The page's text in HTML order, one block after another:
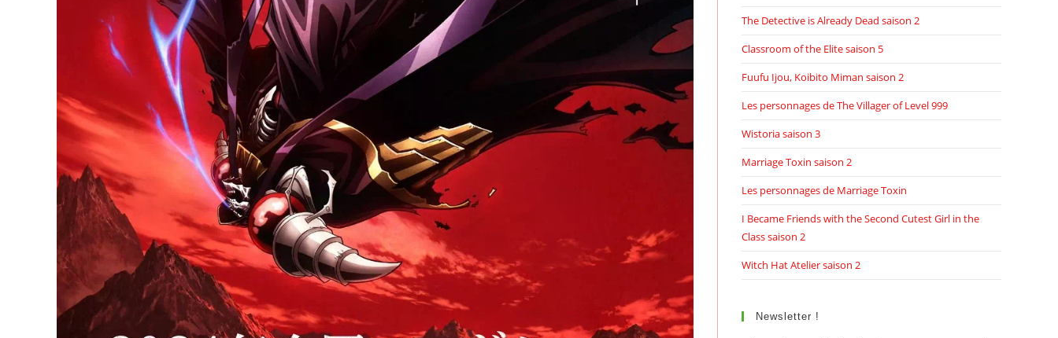
The Detective is Already Dead saison 2
Classroom of the Elite saison 5
Fuufu Ijou, Koibito Miman saison 2
Les personnages de The Villager of Level 999
Wistoria saison 3
Marriage Toxin saison 2
Les personnages de Marriage Toxin
I Became Friends with the Second Cutest Girl in the
Class saison 2
Witch Hat Atelier saison 2
Newsletter !